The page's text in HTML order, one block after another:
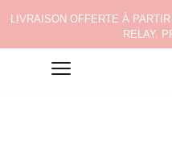
LIVRAISON OFFERTE À
RELAY.